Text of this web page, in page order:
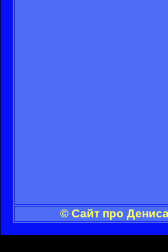
© Сайт про